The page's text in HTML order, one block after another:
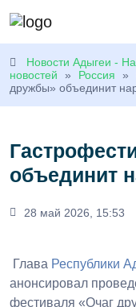
Новости Адыгеи -
новостей
» Россия »
дружбы» объединит
объединит
28 май 2026, 15:53
Глава Республики
анонсировал
фестиваля «Очаг